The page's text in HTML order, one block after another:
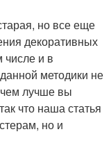
но все еще
декоративных
числе и в
методики не
лучше вы
что наша статья
но и